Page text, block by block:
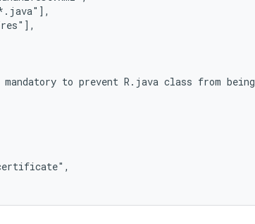
to prevent R.java class from being